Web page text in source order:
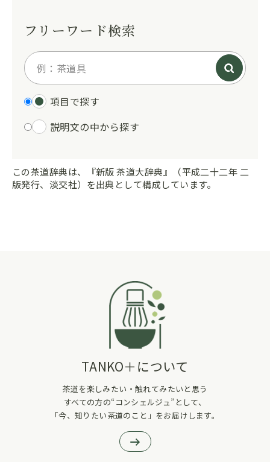
フリーワード検索
項目で探す
説明文の中から探す
この茶道辞典は、『新版 茶道大辞典』（平成二十二年 二
版発行、淡交社）を出典として構成しています。
TANKO＋について
茶道を楽しみたい・触れてみたいと思う
すべての方の“コンシェルジュ”として、
「今、知りたい茶道のこと」をお届けします。